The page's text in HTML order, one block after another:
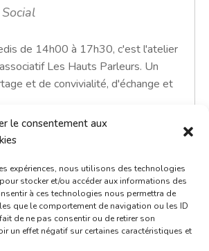
le consentement aux
expériences, nous utilisons des technologies
stocker et/ou accéder aux informations des
à ces technologies nous permettra de
que le comportement de navigation ou les ID
de ne pas consentir ou de retirer son
un effet négatif sur certaines caractéristiques et
Social
de 14h00 à 17h30, c'est l'atelier
Les Hauts Parleurs. Un
et de convivialité, d'échange et